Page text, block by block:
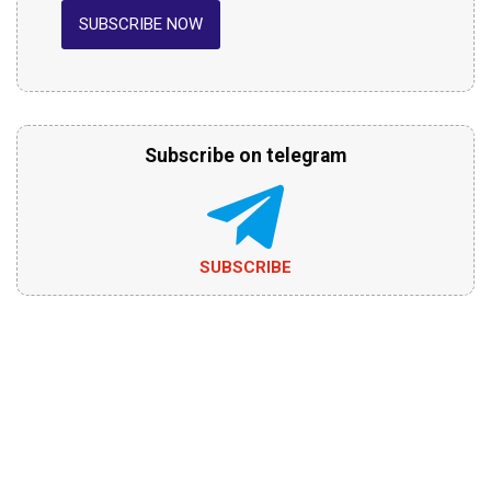
SUBSCRIBE NOW
Subscribe on telegram
SUBSCRIBE